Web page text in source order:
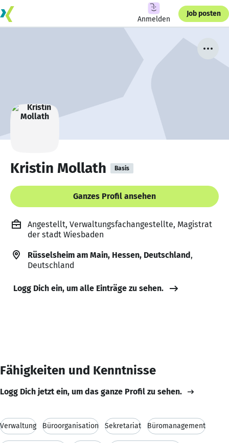
Anmelden
Job posten
Kristin Mollath Basis
Ganzes Profil ansehen
Angestellt, Verwaltungsfachangestellte, Magistrat
der stadt Wiesbaden
Rüsselsheim am Main, Hessen, Deutschland,
Deutschland
Logg Dich ein, um alle Einträge zu sehen.
Fähigkeiten und Kenntnisse
Logg Dich jetzt ein, um das ganze Profil zu sehen.
Verwaltung Büroorganisation Sekretariat Büromanagement